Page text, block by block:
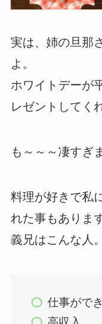
実は、姉の旦那
よ。
ホワイトデーが
レゼントしてく
も～～～凄すぎ
料理が好きで私
れた事もありま
義兄はこんな人。
仕事がで